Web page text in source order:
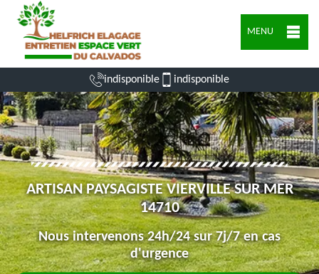
MENU
indisponible indisponible
ARTISAN PAYSAGISTE VIERVILLE SUR MER
14710
Nous intervenons 24h/24 sur 7j/7 en cas
d'urgence